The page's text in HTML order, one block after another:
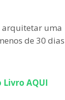
arquitetar uma
de 30
Livro AQUI